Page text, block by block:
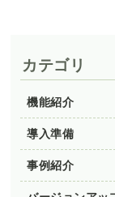
カテゴリ
機能紹介
導入準備
事例紹介